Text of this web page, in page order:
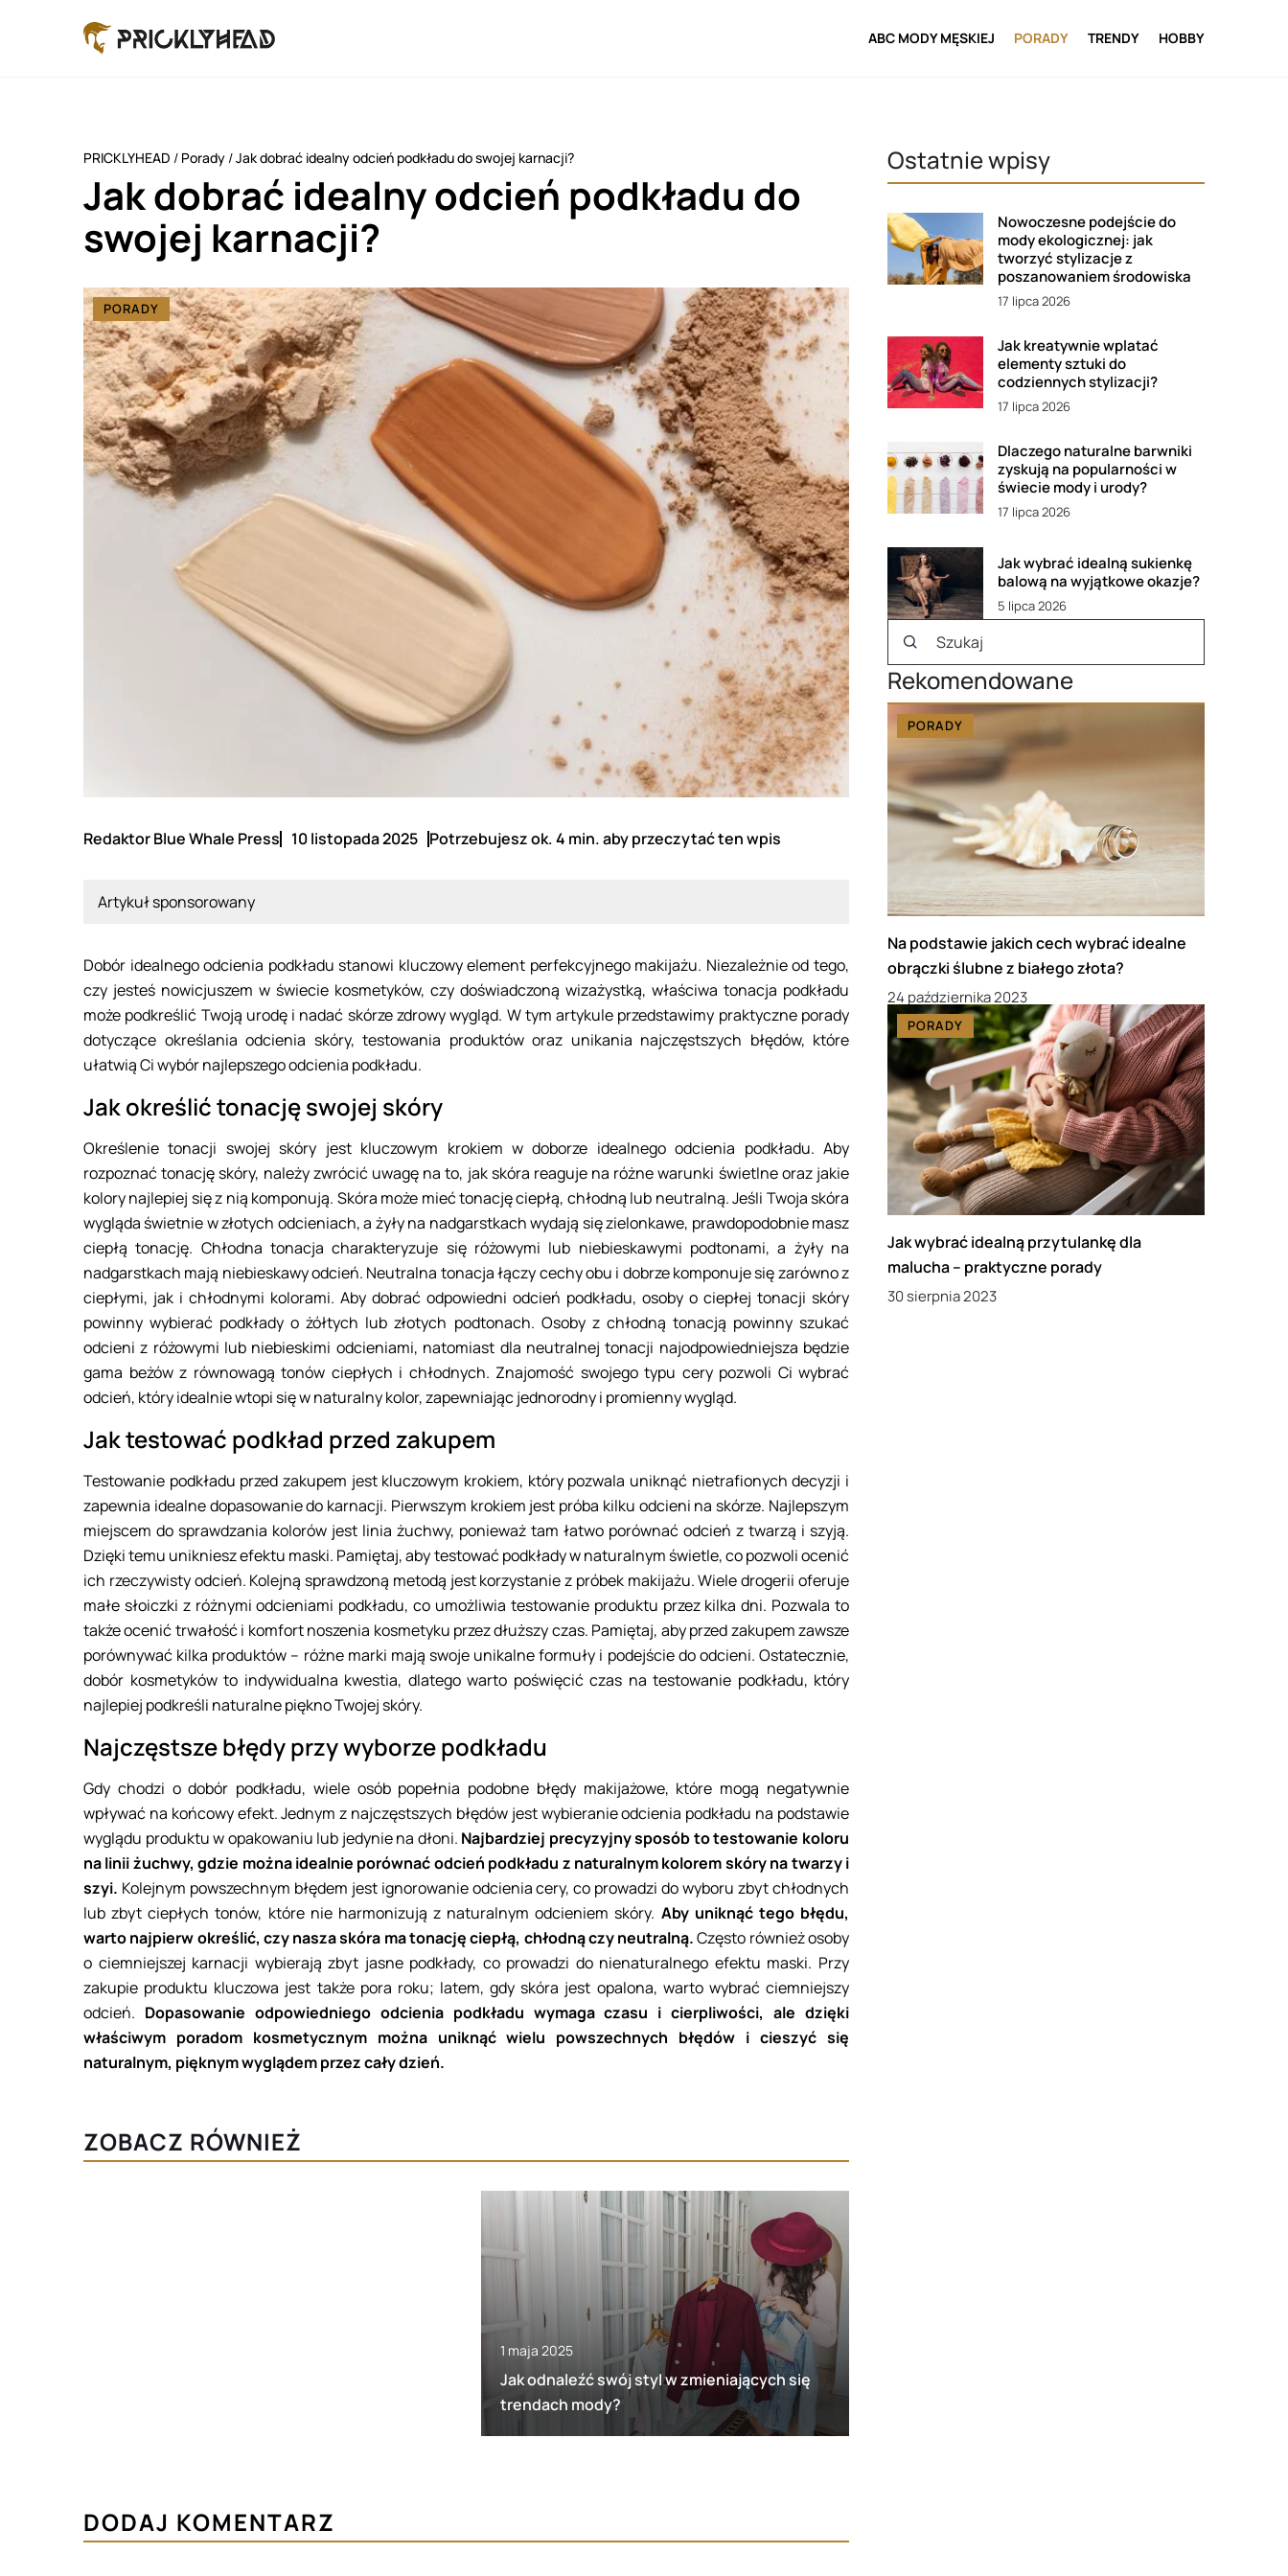
ABC MODY MĘSKIEJ PORADY TRENDY HOBBY
PRICKLYHEAD / Porady /Jak dobrać idealny odcień podkładu do swojej karnacji?
Jak dobrać idealny odcień podkładu do
swojej karnacji?
PORADY
Redaktor Blue Whale Press 10 listopada 2025 Potrzebujesz ok. 4 min. aby przeczytać ten wpis
Artykuł sponsorowany
Dobór idealnego odcienia podkładu stanowi kluczowy element perfekcyjnego makijażu. Niezależnie od tego,
czy jesteś nowicjuszem w świecie kosmetyków, czy doświadczoną wizażystką, właściwa tonacja podkładu
może podkreślić Twoją urodę i nadać skórze zdrowy wygląd. W tym artykule przedstawimy praktyczne porady
dotyczące określania odcienia skóry, testowania produktów oraz unikania najczęstszych błędów, które
ułatwią Ci wybór najlepszego odcienia podkładu.
Jak określić tonację swojej skóry
Określenie tonacji swojej skóry jest kluczowym krokiem w doborze idealnego odcienia podkładu. Aby
rozpoznać tonację skóry, należy zwrócić uwagę na to, jak skóra reaguje na różne warunki świetlne oraz jakie
kolory najlepiej się z nią komponują. Skóra może mieć tonację ciepłą, chłodną lub neutralną. Jeśli Twoja skóra
wygląda świetnie w złotych odcieniach, a żyły na nadgarstkach wydają się zielonkawe, prawdopodobnie masz
ciepłą tonację. Chłodna tonacja charakteryzuje się różowymi lub niebieskawymi podtonami, a żyły na
nadgarstkach mają niebieskawy odcień. Neutralna tonacja łączy cechy obu i dobrze komponuje się zarówno z
ciepłymi, jak i chłodnymi kolorami. Aby dobrać odpowiedni odcień podkładu, osoby o ciepłej tonacji skóry
powinny wybierać podkłady o żółtych lub złotych podtonach. Osoby z chłodną tonacją powinny szukać
odcieni z różowymi lub niebieskimi odcieniami, natomiast dla neutralnej tonacji najodpowiedniejsza będzie
gama beżów z równowagą tonów ciepłych i chłodnych. Znajomość swojego typu cery pozwoli Ci wybrać
odcień, który idealnie wtopi się w naturalny kolor, zapewniając jednorodny i promienny wygląd.
Jak testować podkład przed zakupem
Testowanie podkładu przed zakupem jest kluczowym krokiem, który pozwala uniknąć nietrafionych decyzji i
zapewnia idealne dopasowanie do karnacji. Pierwszym krokiem jest próba kilku odcieni na skórze. Najlepszym
miejscem do sprawdzania kolorów jest linia żuchwy, ponieważ tam łatwo porównać odcień z twarzą i szyją.
Dzięki temu unikniesz efektu maski. Pamiętaj, aby testować podkłady w naturalnym świetle, co pozwoli ocenić
ich rzeczywisty odcień. Kolejną sprawdzoną metodą jest korzystanie z próbek makijażu. Wiele drogerii oferuje
małe słoiczki z różnymi odcieniami podkładu, co umożliwia testowanie produktu przez kilka dni. Pozwala to
także ocenić trwałość i komfort noszenia kosmetyku przez dłuższy czas. Pamiętaj, aby przed zakupem zawsze
porównywać kilka produktów – różne marki mają swoje unikalne formuły i podejście do odcieni. Ostatecznie,
dobór kosmetyków to indywidualna kwestia, dlatego warto poświęcić czas na testowanie podkładu, który
najlepiej podkreśli naturalne piękno Twojej skóry.
Najczęstsze błędy przy wyborze podkładu
Gdy chodzi o dobór podkładu, wiele osób popełnia podobne błędy makijażowe, które mogą negatywnie
wpływać na końcowy efekt. Jednym z najczęstszych błędów jest wybieranie odcienia podkładu na podstawie
wyglądu produktu w opakowaniu lub jedynie na dłoni. Najbardziej precyzyjny sposób to testowanie koloru
na linii żuchwy, gdzie można idealnie porównać odcień podkładu z naturalnym kolorem skóry na twarzy i
szyi. Kolejnym powszechnym błędem jest ignorowanie odcienia cery, co prowadzi do wyboru zbyt chłodnych
lub zbyt ciepłych tonów, które nie harmonizują z naturalnym odcieniem skóry. Aby uniknąć tego błędu,
warto najpierw określić, czy nasza skóra ma tonację ciepłą, chłodną czy neutralną.Często również osoby
o ciemniejszej karnacji wybierają zbyt jasne podkłady, co prowadzi do nienaturalnego efektu maski. Przy
zakupie produktu kluczowa jest także pora roku; latem, gdy skóra jest opalona, warto wybrać ciemniejszy
odcień. Dopasowanie odpowiedniego odcienia podkładu wymaga czasu i cierpliwości, ale dzięki
właściwym poradom kosmetycznym można uniknąć wielu powszechnych błędów i cieszyć się
naturalnym, pięknym wyglądem przez cały dzień.
ZOBACZ RÓWNIEŻ
1 maja 2025
Jak odnaleźć swój styl w zmieniających się
trendach mody?
Ostatnie wpisy
Nowoczesne podejście do
mody ekologicznej: jak
tworzyć stylizacje z
poszanowaniem środowiska
17 lipca 2026
Jak kreatywnie wplatać
elementy sztuki do
codziennych stylizacji?
17 lipca 2026
Dlaczego naturalne barwniki
zyskują na popularności w
świecie mody i urody?
17 lipca 2026
Jak wybrać idealną sukienkę
balową na wyjątkowe okazje?
5 lipca 2026
Rekomendowane
PORADY
Na podstawie jakich cech wybrać idealne
obrączki ślubne z białego złota?
24 października 2023
PORADY
Jak wybrać idealną przytulankę dla
malucha – praktyczne porady
30 sierpnia 2023
DODAJ KOMENTARZ